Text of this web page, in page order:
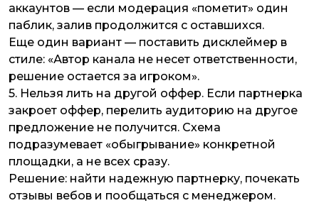
аккаунтов — если модерация «пометит» один
паблик, залив продолжится с оставшихся.
Еще один вариант — поставить дисклеймер в
стиле: «Автор канала не несет ответственности,
решение остается за игроком».
5. Нельзя лить на другой оффер. Если партнерка
закроет оффер, перелить аудиторию на другое
предложение не получится. Схема
подразумевает «обыгрывание» конкретной
площадки, а не всех сразу.
Решение: найти надежную партнерку, почекать
отзывы вебов и пообщаться с менеджером.